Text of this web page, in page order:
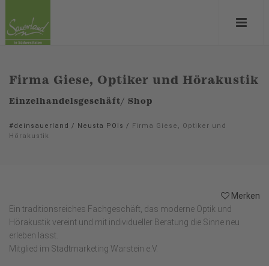
Firma Giese, Optiker und Hörakustik
Einzelhandelsgeschäft/ Shop
#deinsauerland / Neusta POIs / Firma Giese, Optiker und
Hörakustik
Merken
Ein traditionsreiches Fachgeschäft, das moderne Optik und
Hörakustik vereint und mit individueller Beratung die Sinne neu
erleben lässt.
Mitglied im Stadtmarketing Warstein e.V.